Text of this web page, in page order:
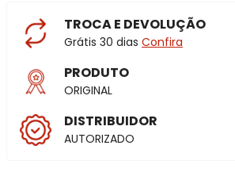
TROCA E DEVOLUÇÃO
Grátis 30 dias Confira
PRODUTO
ORIGINAL
DISTRIBUIDOR
AUTORIZADO